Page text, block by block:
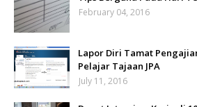
February 04, 2016
Lapor Diri Tamat
Pelajar Tajaan JPA
July 11, 2016